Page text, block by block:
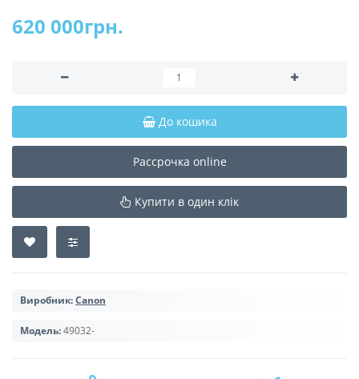
620 000грн.
До кошика
Рассрочка online
Купити в один клік
Виробник:Canon
Модель:49032-